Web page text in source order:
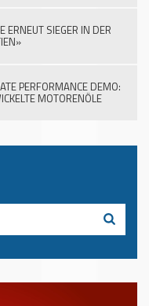
ERNEUT SIEGER IN DER
PERFORMANCE DEMO:
MOTORENÖLE